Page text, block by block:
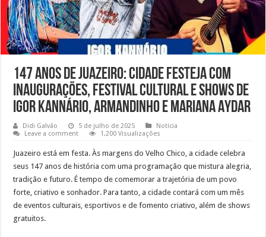
147 anos de Juazeiro: cidade festeja com
inaugurações, festival cultural e shows de
Igor Kannário, Armandinho e Mariana Aydar
Didi Galvão 5 de julho de 2025
Notícia
Leave a comment
1,200 Visualizações
Juazeiro está em festa. Às margens do Velho Chico, a cidade celebra
seus 147 anos de história com uma programação que mistura alegria,
tradição e futuro. É tempo de comemorar a trajetória de um povo
forte, criativo e sonhador. Para tanto, a cidade contará com um mês
de eventos culturais, esportivos e de fomento criativo, além de shows
gratuitos.